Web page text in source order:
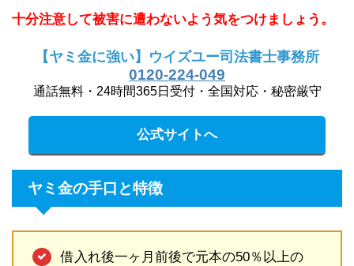
十分注意して被害に遭わないよう気をつけましょう。
【ヤミ金に強い】ウイズユー司法書士事務所
0120-224-049
通話無料・24時間365日受付・全国対応・秘密厳守
公式サイトへ
ヤミ金の手口と特徴
借入れ後一ヶ月前後で元本の50％以上の